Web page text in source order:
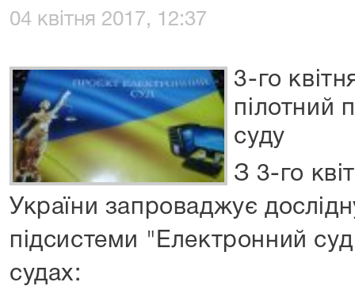
04 квітня 2017, 12:37
3-го
пілотний
суду
З 3-го
України запроваджує
підсистеми "Електронний
судах: